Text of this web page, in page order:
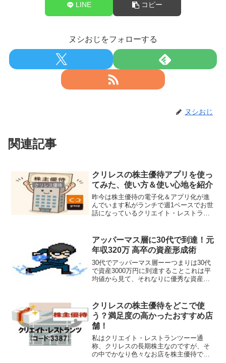
LINE コピー
ヌシおじをフォローする
ヌシおじ
関連記事
クリレスの株主優待アプリを使っ
てみた、使い方＆使い心地を紹介
昨今は株主優待の電子化＆アプリ化が進
んでいます私がランチで週1ペースでお世
話になっているクリエイト・レストラン
用が可能となりました今回はこちらのク
リレス株主優待アプ...
アッパーマス層に30代で到達！元
年収320万 高卒の資産形成術
30代でアッパーマス層ーーつまりは30代
で資産3000万円に到達することこれは平
均値から見て、それなりに優秀な資産形
層到達を達成しておりますが、そんな私
の属性はーー私...
クリレスの株主優待をどこで使
う？満足度の高かったおすすめ店
舗！
私はクリエイト・レストランツーー通
称、クリレスの長期株主なのですが、そ
の中でかなり色々なお店を株主優待で利